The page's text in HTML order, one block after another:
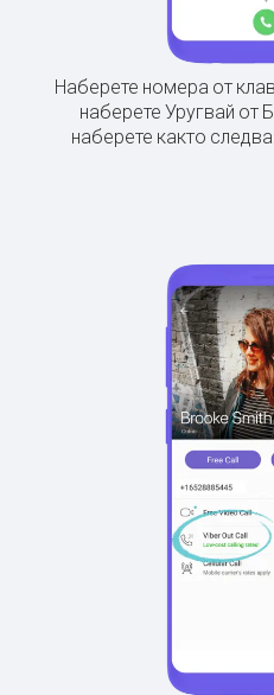
Наберете номера от
наберете Уругвай от
наберете както